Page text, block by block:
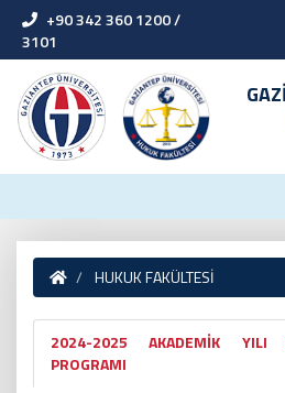
+90 342 360 1200 /
3101
HUKUK FAKÜLTESİ
2024-2025 AKADEMİK YILI
PROGRAMI